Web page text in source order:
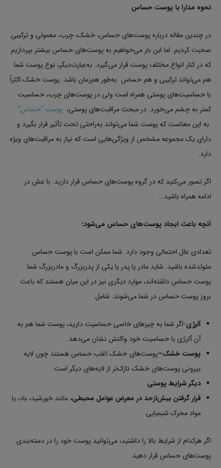
نحوه مدارا با پوست حساس
در چندین مقاله درباره پوست‌های حساس، خشک، چرب، معمولی و ترکیبی
صحبت کردیم. اما این بار می‌خواهیم به پوست‌های حساس بیشتر بپردازیم
که در کنار انواع مختلف پوست قرار می‌گیرد. به‌عبارت‌دیگر، نوع پوست شما
هم می‌تواند ترکیبی و هم حساس به‌طور هم‌زمان باشد. پوست خشک اکثراً
با حساسیت‌های پوستی همراه است ولی در پوست‌های چرب، حساسیت
کمتر به چشم می‌خورد. در مبحث مراقبت‌های پوستی، پوست “حساس”
به این معناست که پوست شما می‌تواند به‌راحتی تحت تأثیر قرار بگیرد و
دارای یک مجموعه مشخص از ویژگی‌هایی است که نیاز به مراقبت‌های ویژه
دارد.
اگر تصور می‌کنید که در گروه پوست‌های حساس قرار دارید. با عش در
ادامه همراه باشید…
آنچه باعث ایجاد پوست‌های حساس می‌شود:
تعدادی علل احتمالی وجود دارد. شما ممکن است با پوست حساس
متولدشده باشید. شاید مادر یا پدر یا یکی از پدربزرگ و مادربزرگ شما
پوست حساس داشته‌اند، موارد دیگری نیز در این میان هستند که باعث
بروز پوست حساس در شما می‌شوند. شامل:
آلرژی-اگر شما به چیزهای خاصی حساسیت دارید، پوست شما هم به
آن آلرژی با حساسیت خود واکنش نشان می‌دهد.
پوست خشک–پوست‌های خشک اغلب حساس هستند چون لایه
بیرونی پوست‌های خشک نازک‌تر از لایه‌های دیگر است.
دیگر شرایط پوستی
قرار گرفتن بیش‌ازحد در معرض عوامل محیطی، مانند خورشید، باد، یا
مواد محرک شیمیایی
اگر هرکدام از شرایط بالا را داشتید، می‌توانید پوست خود را در دسته‌بندی
پوست‌های حساس قرار دهید.